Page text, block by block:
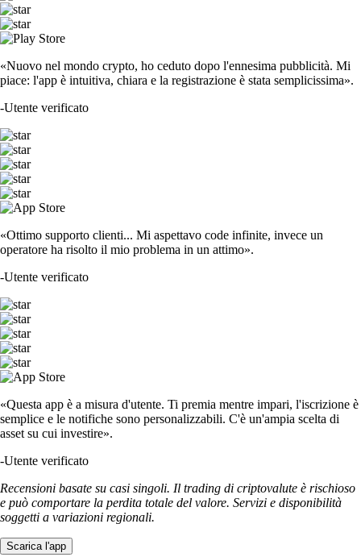
«Nuovo nel mondo crypto, ho ceduto dopo l'ennesima pubblicità. Mi
piace: l'app è intuitiva, chiara e la registrazione è stata semplicissima».
-Utente verificato
«Ottimo supporto clienti... Mi aspettavo code infinite, invece un
operatore ha risolto il mio problema in un attimo».
-Utente verificato
«Questa app è a misura d'utente. Ti premia mentre impari, l'iscrizione è
semplice e le notifiche sono personalizzabili. C'è un'ampia scelta di
asset su cui investire».
-Utente verificato
Recensioni basate su casi singoli. Il trading di criptovalute è rischioso
e può comportare la perdita totale del valore. Servizi e disponibilità
soggetti a variazioni regionali.
Scarica l'app